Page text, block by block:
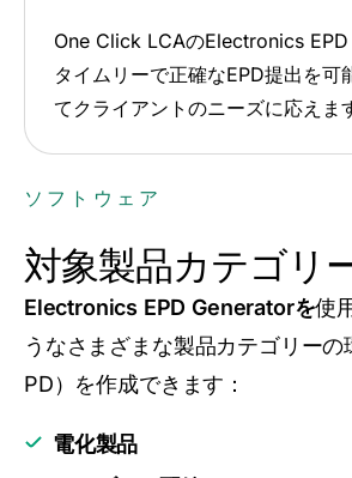
One Click LCAのElectronics EPD
タイムリーで正確なEPD提出を可
てクライアントのニーズに応えま
ソフトウェア
対象製品カテゴリ
Electronics EPD Generatorを使
うなさまざまな製品カテゴリーの
PD）を作成できます：
電化製品